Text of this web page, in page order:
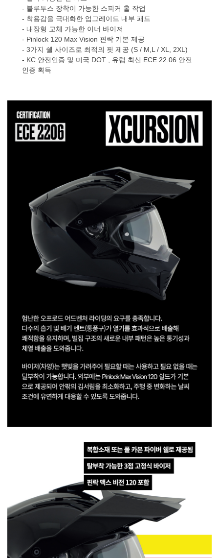
- 블루투스 장착이 가능한 스피커 홀 작업
- 착용감을 극대화한 업그레이드 내부 패드
- 내장형 교체 가능한 이너 바이저
- Pinlock 120 Max Vision 핀락 기본 제공
- 3가지 쉘 사이즈로 최적의 핏 제공 (S / M,L / XL, 2XL)
- KC 안전인증 및 미국 DOT , 유럽 최신 ECE 22.06 안전
인증 획득